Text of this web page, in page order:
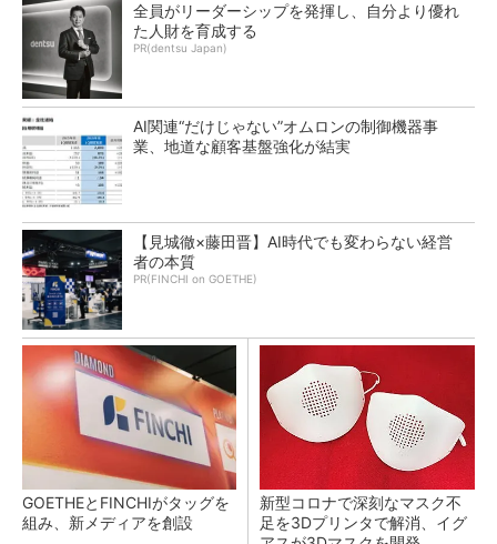
全員がリーダーシップを発揮し、自分より優れ
た人財を育成する
PR(dentsu Japan)
AI関連“だけじゃない”オムロンの制御機器事
業、地道な顧客基盤強化が結実
【見城徹×藤田晋】AI時代でも変わらない経営
者の本質
PR(FINCHI on GOETHE)
GOETHEとFINCHIがタッグを
組み、新メディアを創設
新型コロナで深刻なマスク不
足を3Dプリンタで解消、イグ